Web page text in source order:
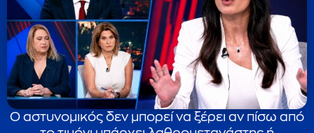
Ο αστυνομικός δεν μπορεί να ξέρει αν πίσω από